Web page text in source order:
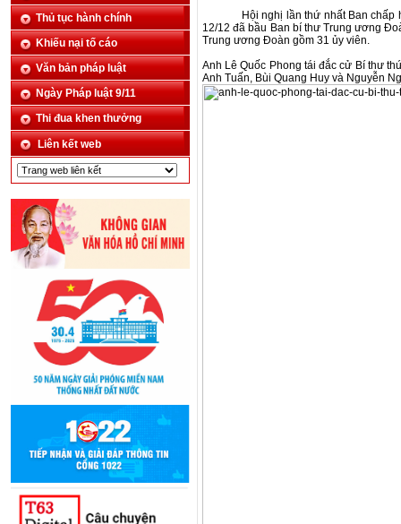
Thủ tục hành chính
Khiếu nại tố cáo
Văn bản pháp luật
Ngày Pháp luật 9/11
Thi đua khen thưởng
Liên kết web
Hội nghị lần thứ nhất Ban chấp
12/12 đã bầu Ban bí thư Trung ương
Trung ương Đoàn gồm 31 ủy viên.
Anh Lê Quốc Phong tái đắc cử Bí thư
Anh Tuấn, Bùi Quang Huy và Nguyễn